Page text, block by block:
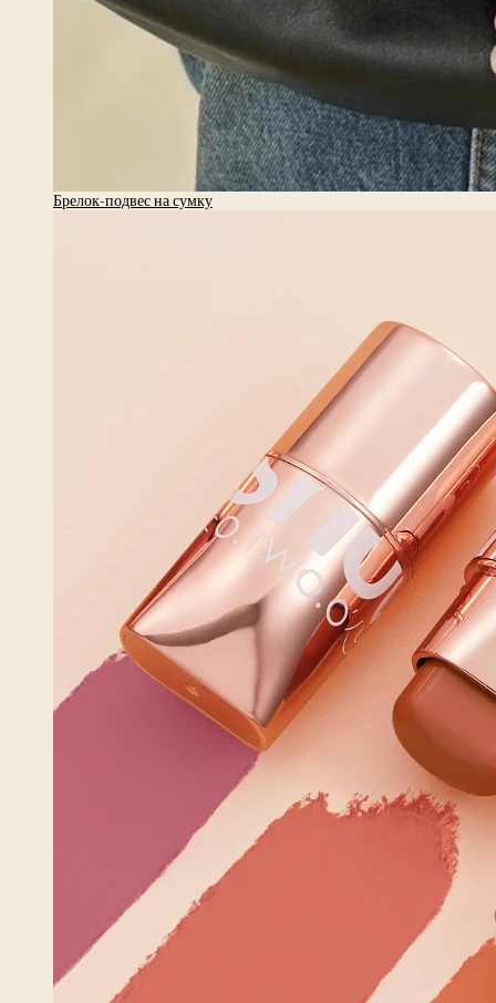
Брелок-подвес на сумку